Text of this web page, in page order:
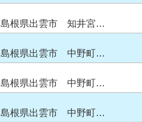
島根県出雲市 知井宮…
島根県出雲市 中野町…
島根県出雲市 中野町…
島根県出雲市 中野町…